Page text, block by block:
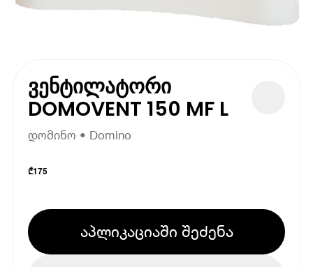
ვენტილატორი
DOMOVENT 150 MF L
დომინო • Domino
₾175
აპლიკაციაში შეძენა